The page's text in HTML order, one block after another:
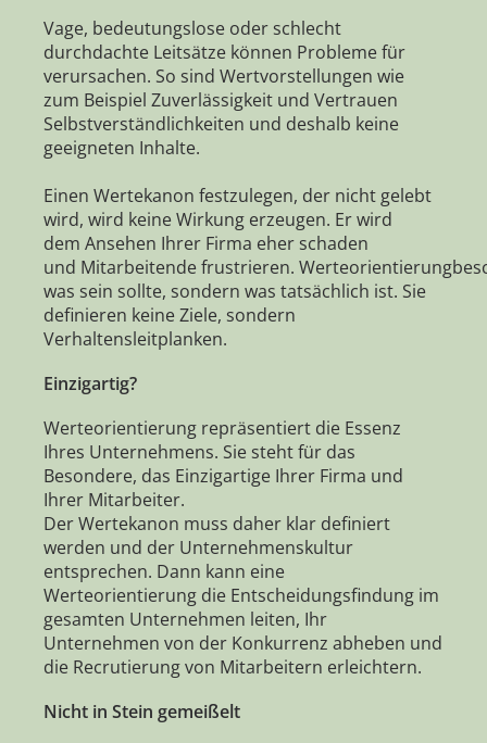
Vage, bedeutungslose oder schlecht
durchdachte Leitsätze können Probleme für
verursachen. So sind Wertvorstellungen wie
zum Beispiel Zuverlässigkeit und Vertrauen
Selbstverständlichkeiten und deshalb keine
geeigneten Inhalte.
Einen Wertekanon festzulegen, der nicht gelebt
wird, wird keine Wirkung erzeugen. Er wird
dem Ansehen Ihrer Firma eher schaden
und Mitarbeitende frustrieren.
was sein sollte, sondern was tatsächlich ist. Sie
definieren keine Ziele, sondern
Verhaltensleitplanken.
Einzigartig?
Werteorientierung repräsentiert die Essenz
Ihres Unternehmens. Sie steht für das
Besondere, das Einzigartige Ihrer Firma und
Ihrer Mitarbeiter.
Der Wertekanon muss daher klar definiert
werden und der Unternehmenskultur
entsprechen. Dann kann eine
Werteorientierung die Entscheidungsfindung im
gesamten Unternehmen leiten, Ihr
Unternehmen von der Konkurrenz abheben und
die Recrutierung von Mitarbeitern erleichtern.
Nicht in Stein gemeißelt